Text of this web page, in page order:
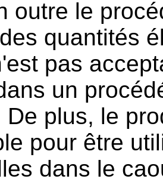
outre le
quantités
pas
un
De plus, le
pour être
dans le